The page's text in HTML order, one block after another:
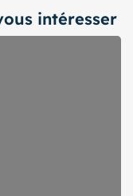
intéresser